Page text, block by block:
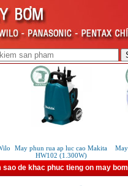
May phun rua ap luc cao Makita
HW102 (1.300W)
sao de khac phuc tieng on may bom